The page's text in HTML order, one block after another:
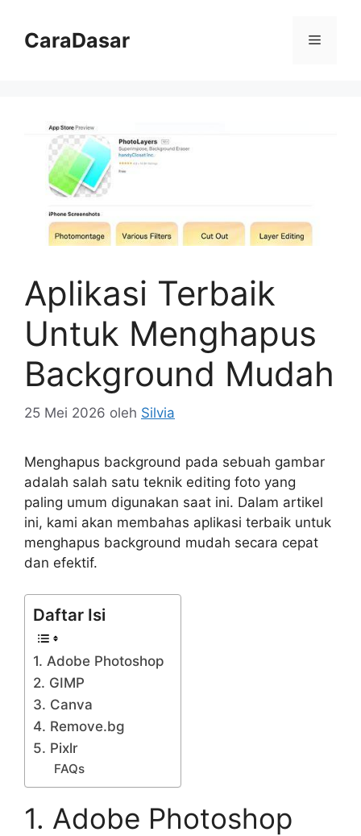
CaraDasar Menu
Aplikasi Terbaik
Untuk Menghapus
Background Mudah
25 Mei 2026 oleh Silvia
Menghapus background pada sebuah gambar
adalah salah satu teknik editing foto yang
paling umum digunakan saat ini. Dalam artikel
ini, kami akan membahas aplikasi terbaik untuk
menghapus background mudah secara cepat
dan efektif.
Daftar Isi
1. Adobe Photoshop
2. GIMP
3. Canva
4. Remove.bg
5. Pixlr
FAQs
1. Adobe Photoshop